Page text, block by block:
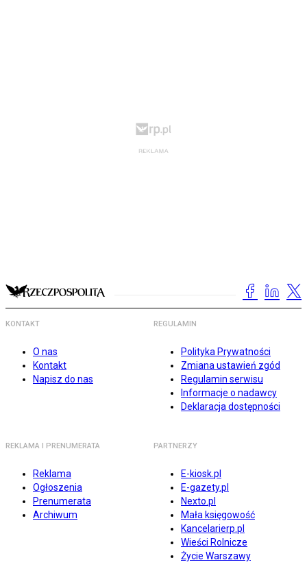
KONTAKT
O nas
Kontakt
Napisz do nas
REGULAMIN
Polityka Prywatności
Zmiana ustawień zgód
Regulamin serwisu
Informacje o nadawcy
Deklaracja dostępności
REKLAMA I PRENUMERATA
Reklama
Ogłoszenia
Prenumerata
Archiwum
PARTNERZY
E-kiosk.pl
E-gazety.pl
Nexto.pl
Mała księgowość
Kancelarierp.pl
Wieści Rolnicze
Życie Warszawy